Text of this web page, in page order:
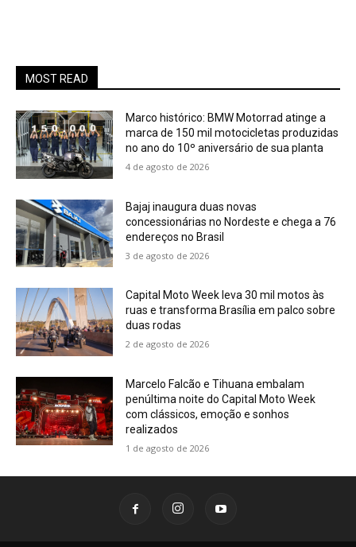
MOST READ
Marco histórico: BMW Motorrad atinge a
marca de 150 mil motocicletas produzidas
no ano do 10º aniversário de sua planta
4 de agosto de 2026
Bajaj inaugura duas novas
concessionárias no Nordeste e chega a 76
endereços no Brasil
3 de agosto de 2026
Capital Moto Week leva 30 mil motos às
ruas e transforma Brasília em palco sobre
duas rodas
2 de agosto de 2026
Marcelo Falcão e Tihuana embalam
penúltima noite do Capital Moto Week
com clássicos, emoção e sonhos
realizados
1 de agosto de 2026